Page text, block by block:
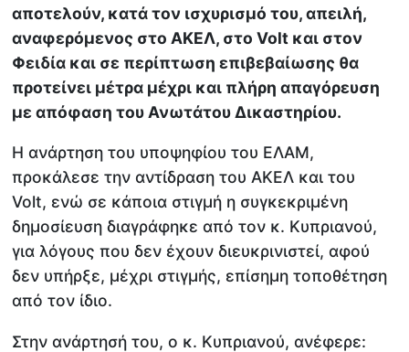
αποτελούν, κατά τον ισχυρισμό του, απειλή,
αναφερόμενος στο ΑΚΕΛ, στο Volt και στον
Φειδία και σε περίπτωση επιβεβαίωσης θα
προτείνει μέτρα μέχρι και πλήρη απαγόρευση
με απόφαση του Ανωτάτου Δικαστηρίου.
Η ανάρτηση του υποψηφίου του EΛΑΜ,
προκάλεσε την αντίδραση του ΑΚΕΛ και του
Volt, ενώ σε κάποια στιγμή η συγκεκριμένη
δημοσίευση διαγράφηκε από τον κ. Κυπριανού,
για λόγους που δεν έχουν διευκρινιστεί, αφού
δεν υπήρξε, μέχρι στιγμής, επίσημη τοποθέτηση
από τον ίδιο.
Στην ανάρτησή του, ο κ. Κυπριανού, ανέφερε: